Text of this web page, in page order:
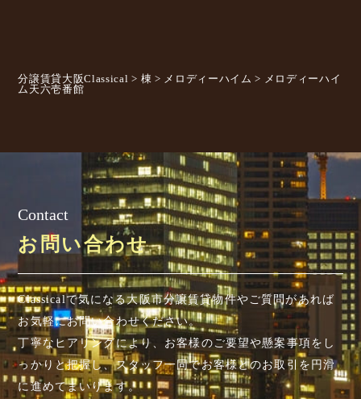
分譲賃貸大阪Classical > 棟 > メロディーハイム > メロディーハイ
ム天六壱番館
Contact
お問い合わせ
Classicalで気になる大阪市分譲賃貸物件やご質問があれば
お気軽にお問い合わせください。
丁寧なヒアリングにより、お客様のご要望や懸案事項を し
っかりと把握し、スタッフ一同でお客様とのお取引を円滑
に進めてまいります。